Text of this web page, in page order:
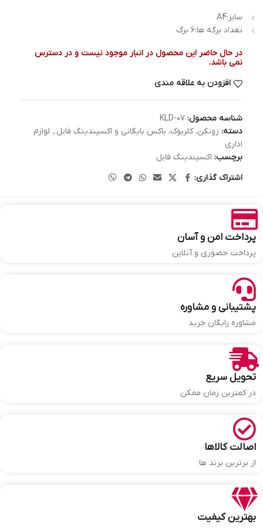
سایز:A4
تعداد برگه ها:6 برگ
در حال حاضر این محصول در انبار موجود نیست و در دسترس
نمی باشد.
افزودن به علاقه مندی
شناسه محصول: KLD-07
دسته: زونکن، کلربوک، باکس بایگانی و اکسپندینگ فایل , لوازم
اداری
برچسب: اکسپندینگ فایل
اشتراک گذاری:
پرداخت امن و آسان
پرداخت حضوری و آنلاین
پشتیبانی و مشاوره
مشاوره رایگان خرید
تحویل سریع
در کمترین زمان ممکن
اصالت کالاها
از برترین برند ها
بهترین کیفیت